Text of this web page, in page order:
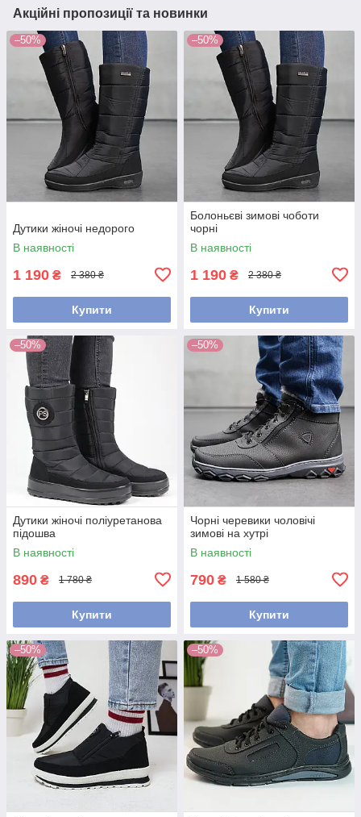
Акційні пропозиції та новинки
–50%
Дутики жіночі недорого
В наявності
1 190 ₴ 2 380 ₴
Купити
–50%
Болоньєві зимові чоботи
чорні
В наявності
1 190 ₴ 2 380 ₴
Купити
–50%
Дутики жіночі поліуретанова
підошва
В наявності
890 ₴ 1 780 ₴
Купити
–50%
Чорні черевики чоловічі
зимові на хутрі
В наявності
790 ₴ 1 580 ₴
Купити
–50% –50%